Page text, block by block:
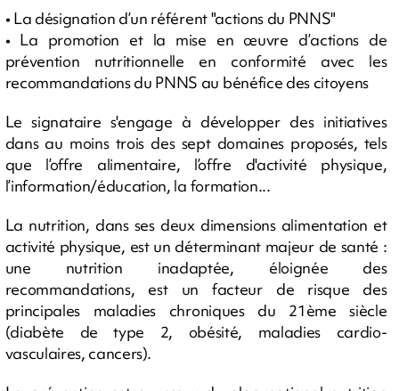
• La désignation d’un référent "actions du PNNS"
• La promotion et la mise en œuvre d’actions de
prévention nutritionnelle en conformité avec les
recommandations du PNNS au bénéfice des citoyens
Le signataire s'engage à développer des initiatives
dans au moins trois des sept domaines proposés, tels
que l’offre alimentaire, l’offre d'activité physique,
l’information/éducation, la formation...
La nutrition, dans ses deux dimensions alimentation et
activité physique, est un déterminant majeur de santé :
une nutrition inadaptée, éloignée des
recommandations, est un facteur de risque des
principales maladies chroniques du 21ème siècle
(diabète de type 2, obésité, maladies cardio-
vasculaires, cancers).